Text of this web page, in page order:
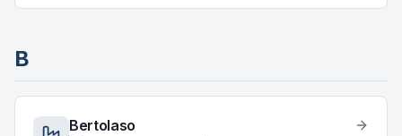
B
Bertolaso